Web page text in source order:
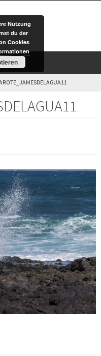
Nutzung
du der
Cookies